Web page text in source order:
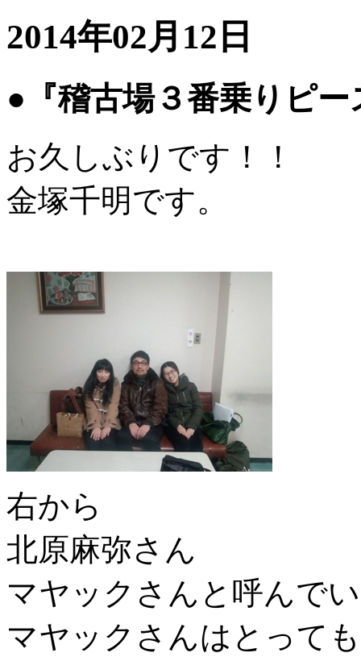
2014年02月12日
●『稽古場３番乗りピ
お久しぶりです！！
金塚千明です。
右から
北原麻弥さん
マヤックさんと呼んで
マヤックさんはとって